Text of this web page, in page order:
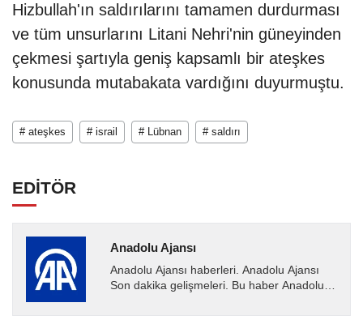
Hizbullah'ın saldırılarını tamamen durdurması
ve tüm unsurlarını Litani Nehri'nin güneyinden
çekmesi şartıyla geniş kapsamlı bir ateşkes
konusunda mutabakata vardığını duyurmuştu.
# ateşkes # israil # Lübnan # saldırı
EDİTÖR
Anadolu Ajansı
Anadolu Ajansı haberleri. Anadolu Ajansı
Son dakika gelişmeleri. Bu haber Anadolu
Ajansı tarafından...